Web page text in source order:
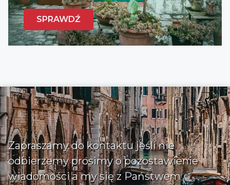
SPRAWDŹ
Zapraszamy do kontaktu jeśli nie
odbierzemy prosimy o pozostawienie
wiadomości a my się z Państwem